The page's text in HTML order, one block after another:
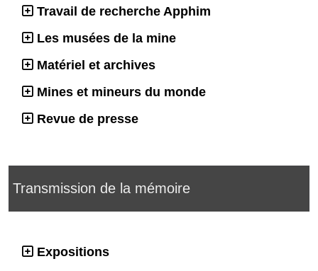
Travail de recherche Apphim
Les musées de la mine
Matériel et archives
Mines et mineurs du monde
Revue de presse
Transmission de la mémoire
Expositions